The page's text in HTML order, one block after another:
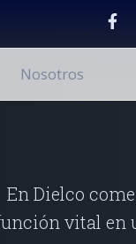
Nosotros
En Dielco
vital en